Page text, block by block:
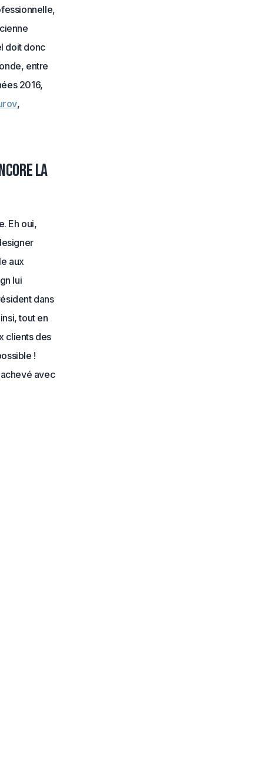
doit donc
entre
2016,
,
la
Eh oui,
aux
lui
dans
tout en
clients des
!
avec